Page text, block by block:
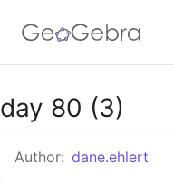
Google Classroom
GeoGebra Classroom
day 80 (3)
Author: dane.ehlert